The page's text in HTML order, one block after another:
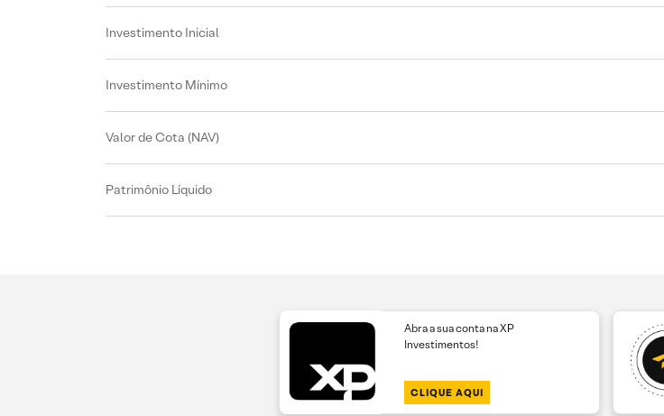
Investimento Inicial
Investimento Mínimo
Valor de Cota (NAV)
Patrimônio Líquido
Abra a sua conta na XP
Investimentos!
CLIQUE AQUI